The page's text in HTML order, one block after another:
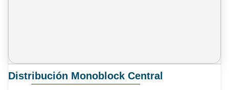
Distribución Monoblock Central